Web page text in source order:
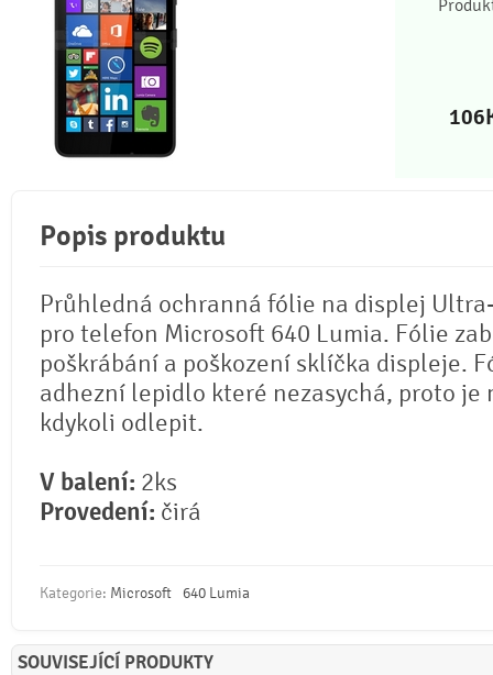
106
Popis produktu
Průhledná ochranná fólie na displej
pro telefon Microsoft 640 Lumia. Fólie
poškrábání a poškození sklíčka displeje.
adhezní lepidlo které nezasychá, proto je
kdykoli odlepit.
V balení: 2ks
Provedení: čirá
Kategorie: Microsoft 640 Lumia
SOUVISEJÍCÍ PRODUKTY